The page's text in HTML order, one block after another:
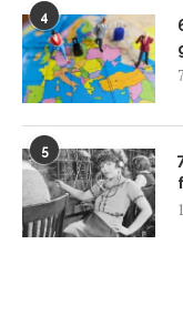
4
5